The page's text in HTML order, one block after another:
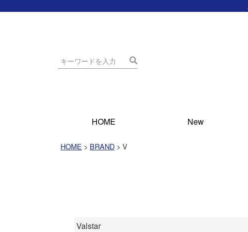
HOME New
HOME BRAND V
Valstar